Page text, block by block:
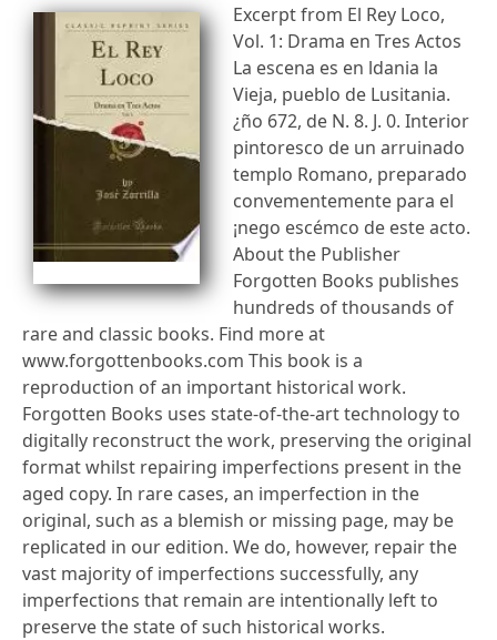
Excerpt from El Rey Loco,
Vol. 1: Drama en Tres Actos
La escena es en ldania la
Vieja, pueblo de Lusitania.
¿ño 672, de N. 8. J. 0. Interior
pintoresco de un arruinado
templo Romano, preparado
convementemente para el
¡nego escémco de este acto.
About the Publisher
Forgotten Books publishes
hundreds of thousands of
rare and classic books. Find more at
www.forgottenbooks.com This book is a
reproduction of an important historical work.
Forgotten Books uses state-of-the-art technology to
digitally reconstruct the work, preserving the original
format whilst repairing imperfections present in the
aged copy. In rare cases, an imperfection in the
original, such as a blemish or missing page, may be
replicated in our edition. We do, however, repair the
vast majority of imperfections successfully, any
imperfections that remain are intentionally left to
preserve the state of such historical works.